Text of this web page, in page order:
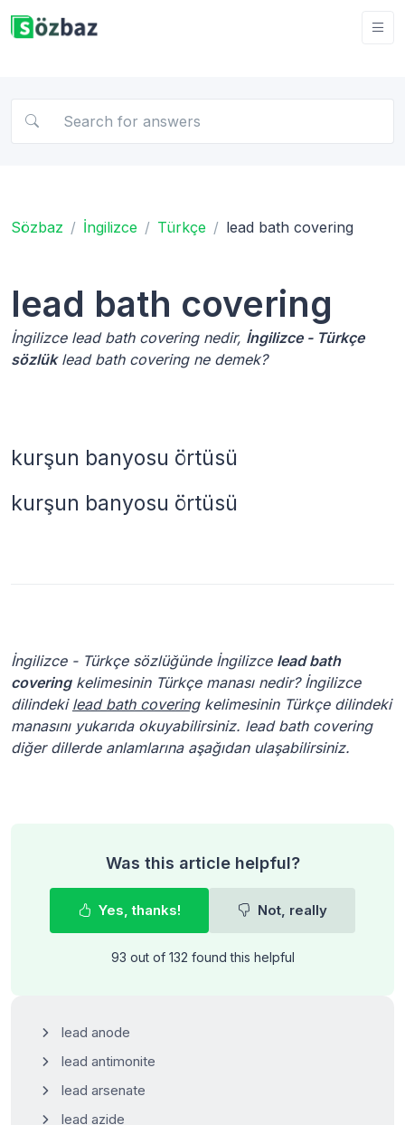
Sözbaz İngilizce Türkçe lead bath covering
lead bath covering
İngilizce lead bath covering nedir, İngilizce - Türkçe
sözlüklead bath covering ne demek?
kurşun banyosu örtüsü
kurşun banyosu örtüsü
İngilizce - Türkçe sözlüğünde İngilizce lead bath
coveringkelimesinin Türkçe manası nedir? İngilizce
dilindeki lead bath coveringkelimesinin Türkçe dilindeki
manasını yukarıda okuyabilirsiniz. lead bath covering
diğer dillerde anlamlarına aşağıdan ulaşabilirsiniz.
Was this article helpful?
Yes, thanks! Not, really
93 out of 132 found this helpful
lead anode
lead antimonite
lead arsenate
lead azide